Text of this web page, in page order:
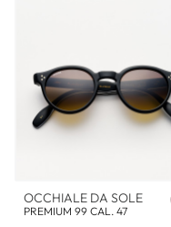
OCCHIALE DA SOLE
PREMIUM 99 CAL. 47